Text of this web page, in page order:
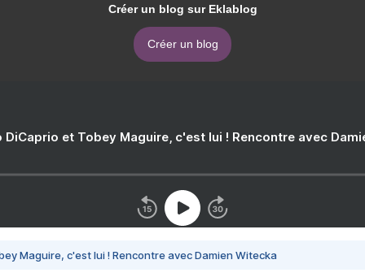
Créer un blog sur Eklablog
Créer un blog
DiCaprio et Tobey Maguire, c'est lui ! Rencontre avec
Maguire, c'est lui ! Rencontre avec Damien Witecka